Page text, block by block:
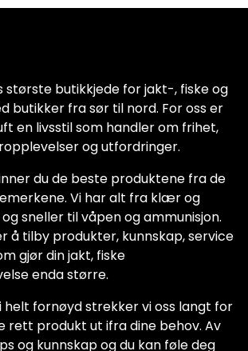
største butikkjede for jakt-, fiske og
butikker fra sør til nord. For oss er
en livsstil som handler om frihet,
og utfordringer.
du de beste produktene fra de
Vi har alt fra klær og
sneller til våpen og ammunisjon.
å tilby produkter, kunnskap, service
gjør din jakt, fiske
enda større.
helt fornøyd strekker vi oss langt for
rett produkt ut ifra dine behov. Av
og kunnskap og du kan føle deg